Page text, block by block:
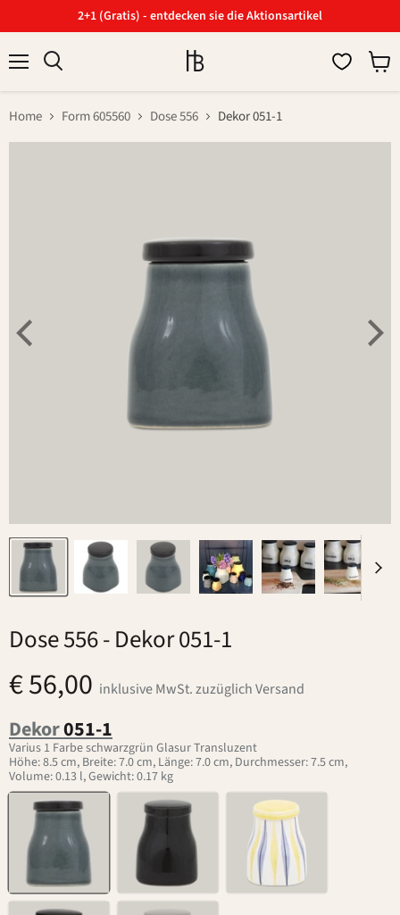
2+1 (Gratis) - entdecken sie die Aktionsartikel
Home Form 605560 Dose 556 Dekor 051-1
Dose 556- Dekor 051-1
€ 56,00 inklusive MwSt. zuzüglich Versand
Dekor051-1
Varius 1 Farbe schwarzgrün Glasur Transluzent
Höhe: 8.5 cm, Breite: 7.0 cm, Länge: 7.0 cm, Durchmesser: 7.5 cm,
Volume: 0.13 l, Gewicht: 0.17 kg